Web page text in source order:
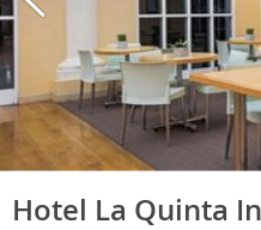
Hotel La Quinta